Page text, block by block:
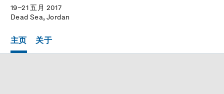
19–21 五月 2017
Dead Sea, Jordan
主页 关于